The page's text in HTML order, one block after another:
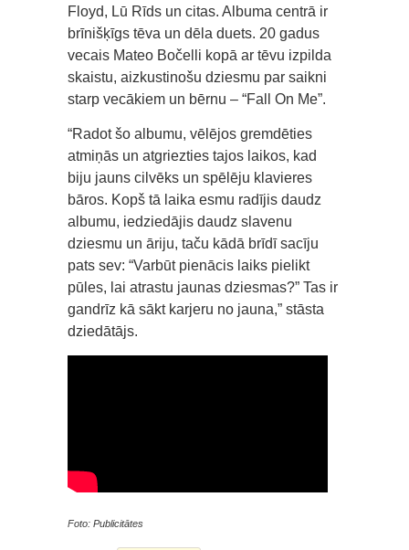
Floyd, Lū Rīds un citas. Albuma centrā ir
brīnišķīgs tēva un dēla duets. 20 gadus
vecais Mateo Bočelli kopā ar tēvu izpilda
skaistu, aizkustinošu dziesmu par saikni
starp vecākiem un bērnu – “Fall On Me”.
“Radot šo albumu, vēlējos gremdēties
atmiņās un atgriezties tajos laikos, kad
biju jauns cilvēks un spēlēju klavieres
bāros. Kopš tā laika esmu radījis daudz
albumu, iedziedājis daudz slavenu
dziesmu un āriju, taču kādā brīdī sacīju
pats sev: “Varbūt pienācis laiks pielikt
pūles, lai atrastu jaunas dziesmas?” Tas ir
gandrīz kā sākt karjeru no jauna,” stāsta
dziedātājs.
Foto: Publicitātes